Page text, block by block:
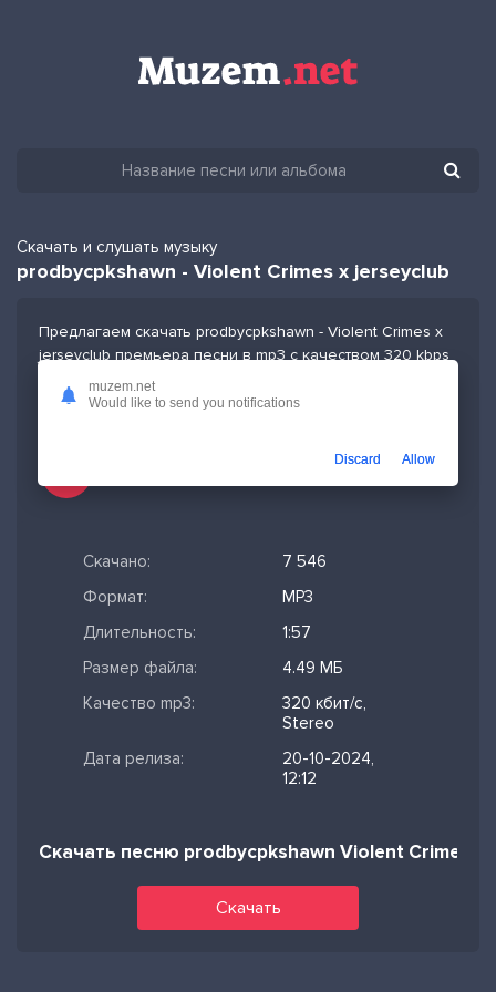
Скачать и слушать музыку
prodbycpkshawn - Violent Crimes x jerseyclub
Предлагаем скачать prodbycpkshawn - Violent Crimes x
jerseyclub премьера песни в mp3 с качеством 320 kbps
и длительностью 1:57 секунд или слушать в плейлисте
бесплатно
Скачано:
7 546
Формат:
MP3
Длительность:
1:57
Размер файла:
4.49 МБ
Качество mp3:
320 кбит/с,
Stereo
Дата релиза:
20-10-2024,
12:12
Скачать песню prodbycpkshawn Violent Crimes x
Скачать
muzem.net
Would like to send you notifications
Discard Allow